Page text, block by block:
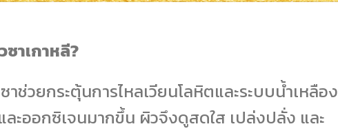
าเกาหลี?
าช่วยกระตุ้นการไหลเวียนโลหิตและระบบน้ำเหลือง
ละออกซิเจนมากขึ้น ผิวจึงดูสดใส เปล่งปลั่ง และ